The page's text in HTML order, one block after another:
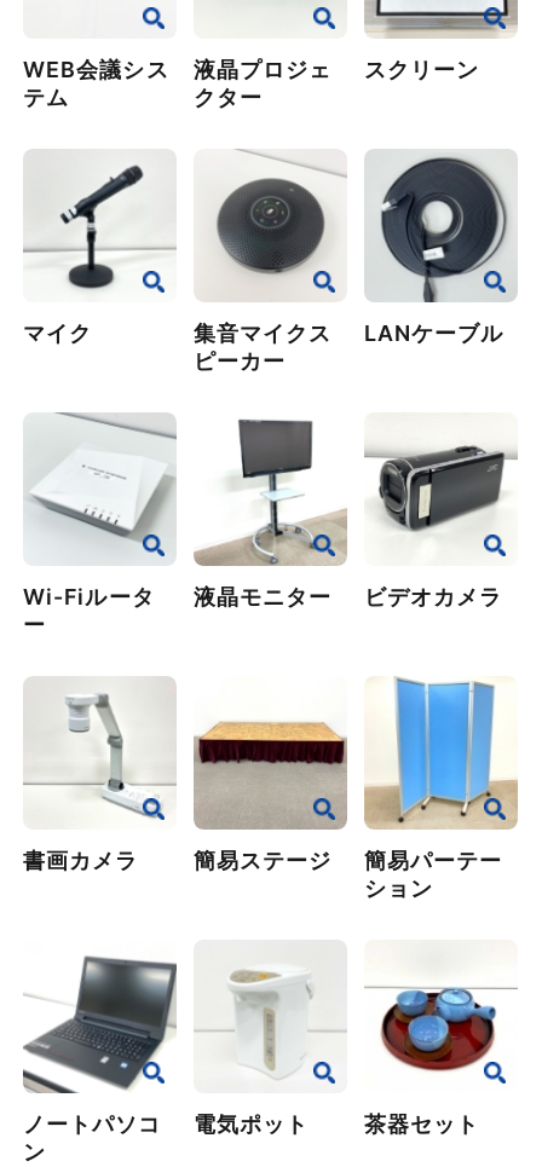
WEB会議シス
テム
液晶プロジェ
クター
スクリーン
マイク
集音マイクス
ピーカー
LANケーブル
Wi-Fiルータ
ー
液晶モニター ビデオカメラ
書画カメラ 簡易ステージ
簡易パーテー
ション
ノートパソコ
ン
電気ポット 茶器セット